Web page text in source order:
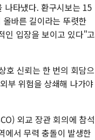
나타냈다. 환구시보는 15
바른 길이라는 뚜렷한
인 입장을 보이고 있다"고
호 신뢰는 한 번의 회담으
부 위험을 상쇄해 나가야
외교 장관 회의에 참석
에서 무력 충돌이 발생한